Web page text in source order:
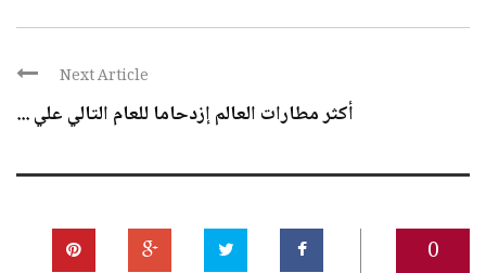
Next Article
أكثر مطارات العالم إزدحاما للعام التالي علي ...
0